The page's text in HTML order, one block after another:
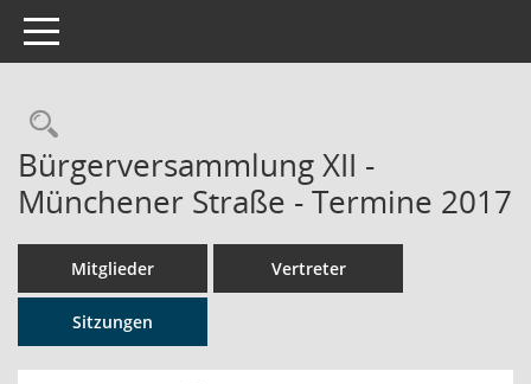
Toggle navigation
Rechercheauswahl
Bürgerversammlung XII -
Münchener Straße - Termine 2017
Mitglieder Vertreter
Sitzungen